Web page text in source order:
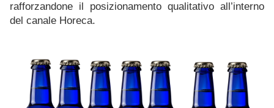
rafforzandone il posizionamento qualitativo all’interno
del canale Horeca.